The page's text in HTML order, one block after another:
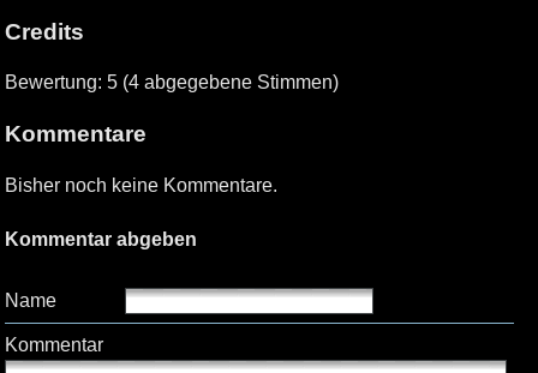
Credits
Bewertung: 5 (4 abgegebene Stimmen)
Kommentare
Bisher noch keine Kommentare.
Kommentar abgeben
Name
Kommentar